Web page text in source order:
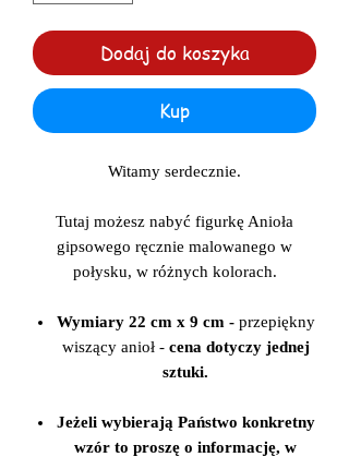
Dodaj do koszyka
Kup
Witamy serdecznie.
Tutaj możesz nabyć figurkę Anioła
gipsowego ręcznie malowanego w
połysku, w różnych kolorach.
Wymiary 22 cm x 9 cm -przepiękny
wiszący anioł - cena dotyczy jednej
sztuki.
Jeżeli wybierają Państwo konkretny
wzór to proszę o informację, w